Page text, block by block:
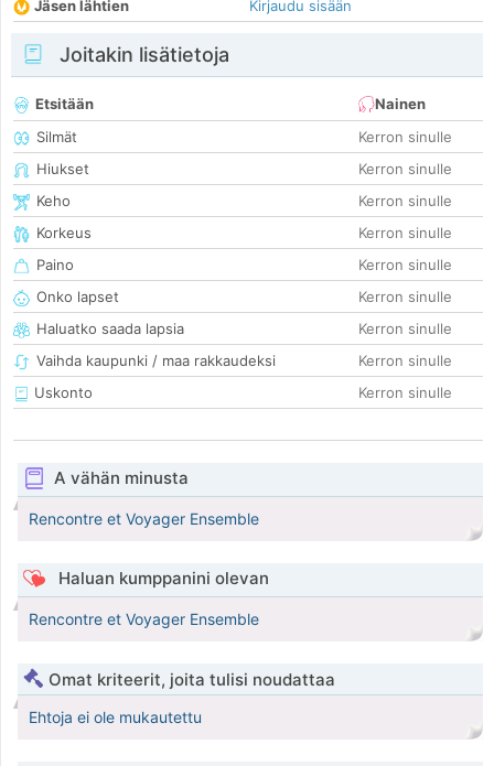
Jäsen lähtien
Kirjaudu sisään
Joitakin lisätietoja
Etsitään
Nainen
Silmät
Kerron sinulle
Hiukset
Kerron sinulle
Keho
Kerron sinulle
Korkeus
Kerron sinulle
Paino
Kerron sinulle
Onko lapset
Kerron sinulle
Haluatko saada lapsia
Kerron sinulle
Vaihda kaupunki / maa rakkaudeksi
Kerron sinulle
Uskonto
Kerron sinulle
A vähän minusta
Rencontre et Voyager Ensemble
Haluan kumppanini olevan
Rencontre et Voyager Ensemble
Omat kriteerit, joita tulisi noudattaa
Ehtoja ei ole mukautettu